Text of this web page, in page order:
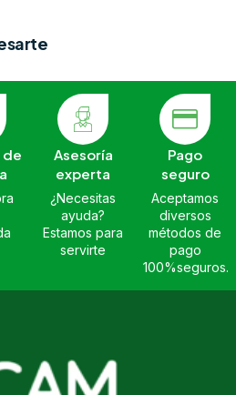
de
Asesoría
experta
¿Necesitas
ayuda?
Estamos para
servirte
Pago
seguro
Aceptamos
diversos
métodos de
pago
100%seguros.